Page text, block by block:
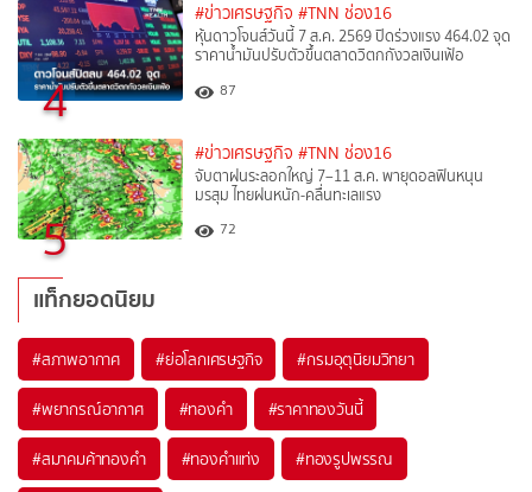
4
#ข่าวเศรษฐกิจ #TNN ช่อง16
หุ้นดาวโจนส์วันนี้ 7 ส.ค. 2569 ปิดร่วงแรง 464.02 จุด
ราคาน้ำมันปรับตัวขึ้นตลาดวิตกกังวลเงินเฟ้อ
87
5
#ข่าวเศรษฐกิจ #TNN ช่อง16
จับตาฝนระลอกใหญ่ 7–11 ส.ค. พายุดอลฟินหนุน
มรสุม ไทยฝนหนัก-คลื่นทะเลแรง
72
แท็กยอดนิยม
#สภาพอากาศ #ย่อโลกเศรษฐกิจ #กรมอุตุนิยมวิทยา
#พยากรณ์อากาศ #ทองคำ #ราคาทองวันนี้
#สมาคมค้าทองคำ #ทองคำแท่ง #ทองรูปพรรณ